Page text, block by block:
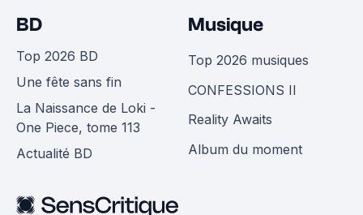
BD
Top 2026 BD
Une fête sans fin
La Naissance de Loki -
One Piece, tome 113
Actualité BD
Musique
Top 2026 musiques
CONFESSIONS II
Reality Awaits
Album du moment